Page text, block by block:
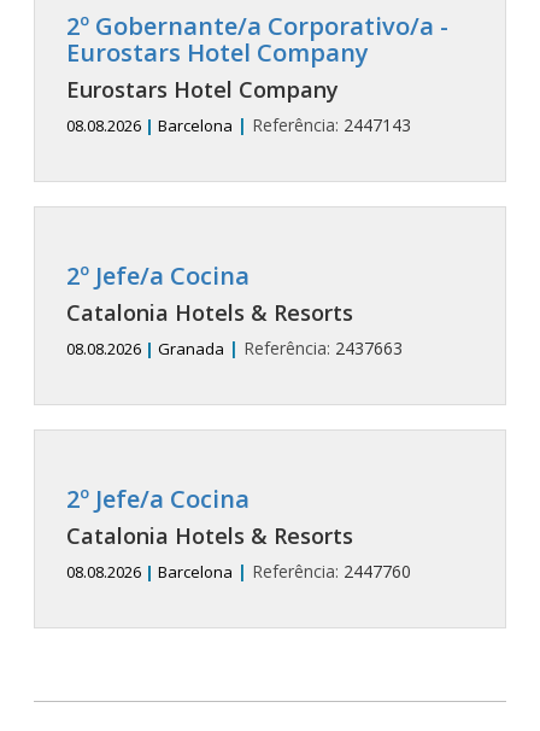
2º Gobernante/a Corporativo/a -
Eurostars Hotel Company
Eurostars Hotel Company
08.08.2026 | Barcelona | Referência: 2447143
2º Jefe/a Cocina
Catalonia Hotels & Resorts
08.08.2026 | Granada | Referência: 2437663
2º Jefe/a Cocina
Catalonia Hotels & Resorts
08.08.2026 | Barcelona | Referência: 2447760